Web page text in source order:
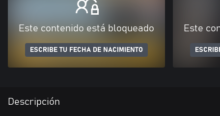
Este contenido está bloqueado
ESCRIBE TU FECHA DE NACIMIENTO
Este
Descripción